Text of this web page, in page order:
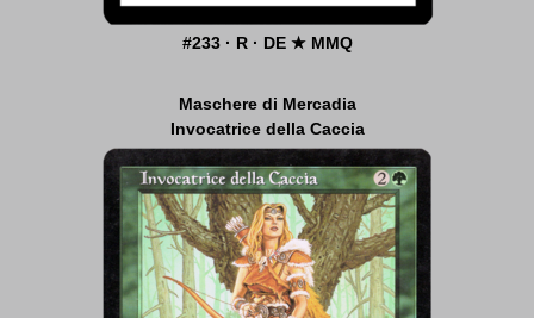
#233 · R · DE ★ MMQ
Maschere di Mercadia
Invocatrice della Caccia